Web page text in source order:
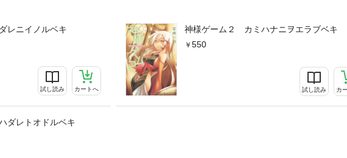
レニイノルベキ
試し読み カートへ
神様ゲーム２ カミハナニヲエラブベキ
550
試し読み カ
ダレトオドルベキ